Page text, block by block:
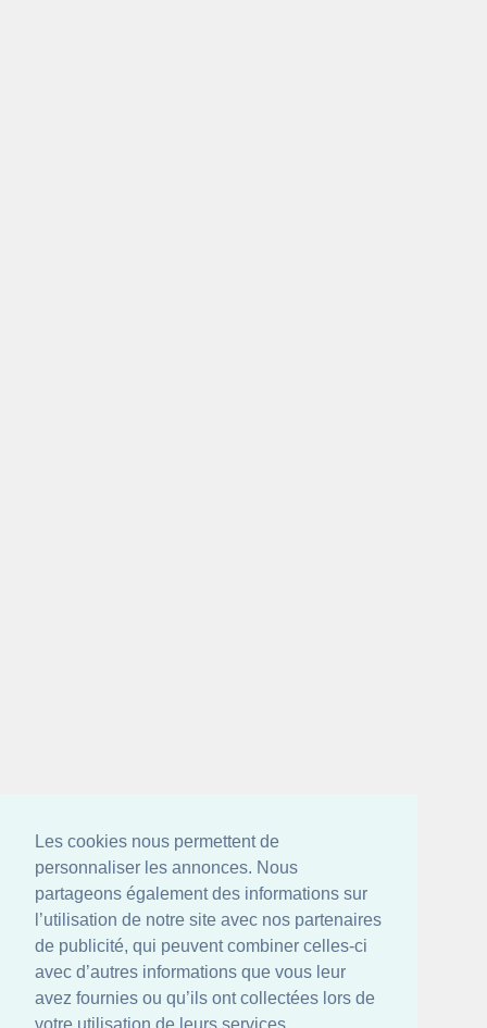
Les cookies nous permettent de
personnaliser les annonces. Nous
partageons également des informations sur
l’utilisation de notre site avec nos partenaires
de publicité, qui peuvent combiner celles-ci
avec d’autres informations que vous leur
avez fournies ou qu’ils ont collectées lors de